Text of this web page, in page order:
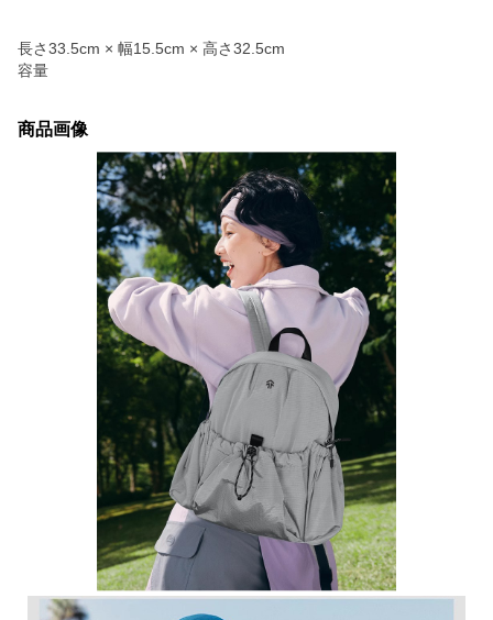
長さ33.5cm × 幅15.5cm × 高さ32.5cm
容量
商品画像